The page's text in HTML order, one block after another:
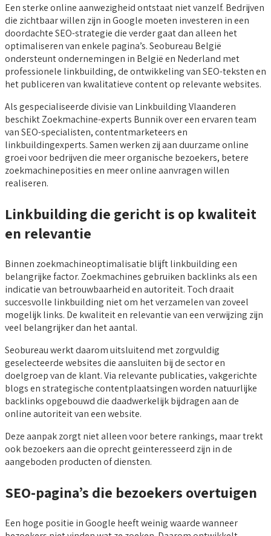
Een sterke online aanwezigheid ontstaat niet vanzelf. Bedrijven
die zichtbaar willen zijn in Google moeten investeren in een
doordachte SEO-strategie die verder gaat dan alleen het
optimaliseren van enkele pagina’s. Seobureau België
ondersteunt ondernemingen in België en Nederland met
professionele linkbuilding, de ontwikkeling van SEO-teksten en
het publiceren van kwalitatieve content op relevante websites.
Als gespecialiseerde divisie van Linkbuilding Vlaanderen
beschikt Zoekmachine-experts Bunnik over een ervaren team
van SEO-specialisten, contentmarketeers en
linkbuildingexperts. Samen werken zij aan duurzame online
groei voor bedrijven die meer organische bezoekers, betere
zoekmachineposities en meer online aanvragen willen
realiseren.
Linkbuilding die gericht is op kwaliteit
en relevantie
Binnen zoekmachineoptimalisatie blijft linkbuilding een
belangrijke factor. Zoekmachines gebruiken backlinks als een
indicatie van betrouwbaarheid en autoriteit. Toch draait
succesvolle linkbuilding niet om het verzamelen van zoveel
mogelijk links. De kwaliteit en relevantie van een verwijzing zijn
veel belangrijker dan het aantal.
Seobureau werkt daarom uitsluitend met zorgvuldig
geselecteerde websites die aansluiten bij de sector en
doelgroep van de klant. Via relevante publicaties, vakgerichte
blogs en strategische contentplaatsingen worden natuurlijke
backlinks opgebouwd die daadwerkelijk bijdragen aan de
online autoriteit van een website.
Deze aanpak zorgt niet alleen voor betere rankings, maar trekt
ook bezoekers aan die oprecht geïnteresseerd zijn in de
aangeboden producten of diensten.
SEO-pagina’s die bezoekers overtuigen
Een hoge positie in Google heeft weinig waarde wanneer